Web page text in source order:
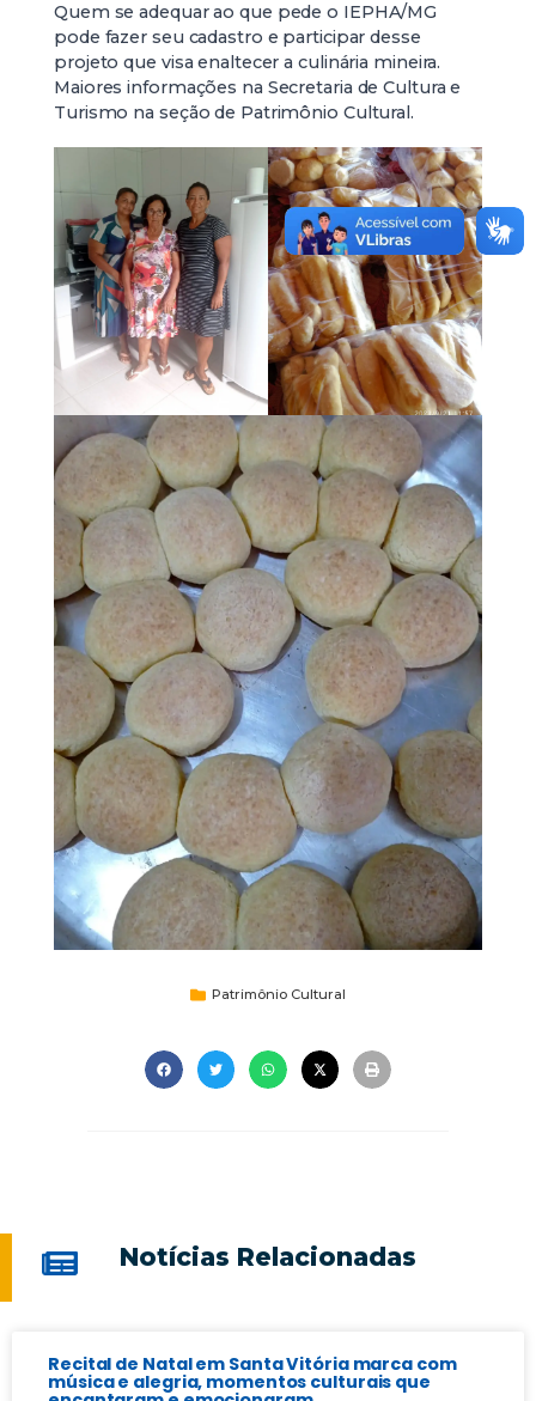
Quem se adequar ao que pede o IEPHA/MG
pode fazer seu cadastro e participar desse
projeto que visa enaltecer a culinária mineira.
Maiores informações na Secretaria de Cultura e
Turismo na seção de Patrimônio Cultural.
Patrimônio Cultural
Notícias Relacionadas
Recital de Natal em Santa Vitória marca com
música e alegria, momentos culturais que